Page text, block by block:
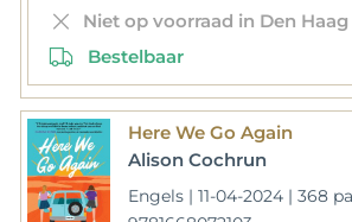
Niet op voorraad in Den Haag
Bestelbaar
Here We Go Again
Alison Cochrun
Engels | 11-04-2024 | 368